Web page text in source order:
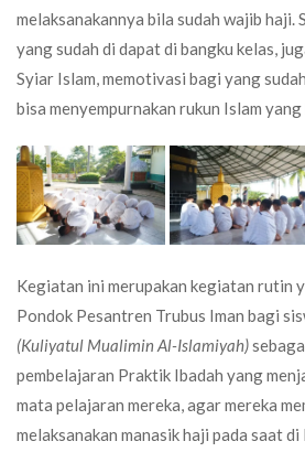
melaksanakannya bila sudah wajib haji.
yang sudah di dapat di bangku kelas,
Syiar Islam, memotivasi bagi yang
bisa menyempurnakan rukun Islam
Kegiatan ini merupakan kegiatan rutin
Pondok Pesantren Trubus Iman bagi
(Kuliyatul Mualimin Al-Islamiyah)
pembelajaran Praktik Ibadah yang
mata pelajaran mereka, agar mereka
melaksanakan manasik haji pada saat